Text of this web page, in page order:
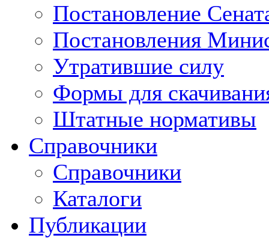
Постановление
Постановления
Утратившие силу
Формы для
Штатные нормативы
Справочники
Справочники
Каталоги
Публикации